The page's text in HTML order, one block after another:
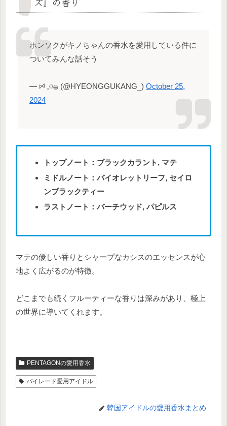
ホンソクがキノちゃんの香水を愛用している件に
ついてみんな話そう
— ꗯ 𓈒𓏸𓐍 (@HYEONGGUKANG_) October 25,
2024
トップノート：ブラックカラント, マテ
ミドルノート：バイオレットリーフ, セイロ
ンブラックティー
ラストノート：バーチウッド, パピルス
マテの優しい香りとシャープなカシスのエッセンスが心
地よく広がるのが特徴。
どこまでも続くフルーティーな香りは深みがあり、極上
の世界に導いてくれます。
PENTAGONの愛用香水
バイレード愛用アイドル
韓国アイドルの愛用香水まとめ